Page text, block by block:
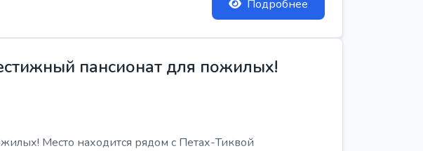
Подробнее
пансионат для пожилых!
Место находится рядом с Петах-Тиквой